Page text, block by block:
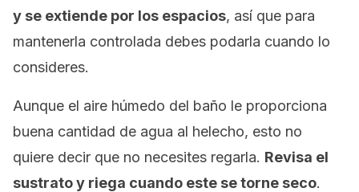
y se extiende por los espacios, así que para
mantenerla controlada debes podarla cuando lo
consideres.
Aunque el aire húmedo del baño le proporciona
buena cantidad de agua al helecho, esto no
quiere decir que no necesites regarla. Revisa el
sustrato y riega cuando este se torne seco.